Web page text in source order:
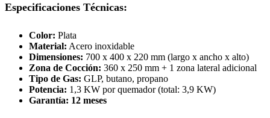
Especificaciones Técnicas:
Color: Plata
Material: Acero inoxidable
Dimensiones: 700 x 400 x 220 mm (largo x ancho x alto)
Zona de Cocción: 360 x 250 mm + 1 zona lateral adicional
Tipo de Gas: GLP, butano, propano
Potencia: 1,3 KW por quemador (total: 3,9 KW)
Garantía: 12 meses